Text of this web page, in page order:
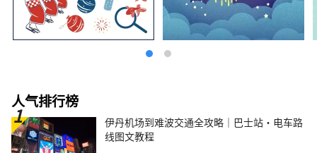
人气排行榜
伊丹机场到难波交通全攻略｜巴士站・电车路
线图文教程